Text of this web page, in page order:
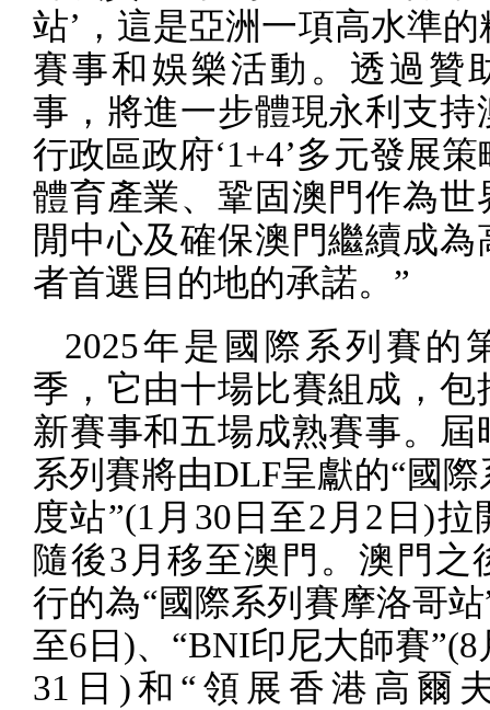
站’，這是亞洲一項高水準
賽事和娛樂活動。透過贊
事，將進一步體現永利支持
行政區政府‘1+4’多元發展
體育產業、鞏固澳門作為世
閒中心及確保澳門繼續成為
者首選目的地的承諾。”
2025年是國際系列賽的
季，它由十場比賽組成，包
新賽事和五場成熟賽事。屆
系列賽將由DLF呈獻的“國
度站”(1 月 30 日至2 月 2 日 )拉
隨後3 月移至澳門。澳門之
行的為“國際系列賽摩洛哥站
至6 日 )、“BNI印尼大師賽”(8
31 日 )和“領展香港高爾